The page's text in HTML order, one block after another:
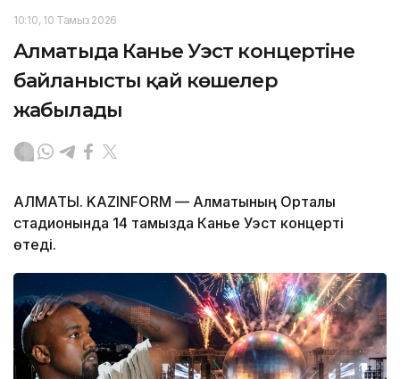
10:10, 10 Тамыз 2026
Алматыда Канье Уэст концертіне
байланысты қай көшелер
жабылады
АЛМАТЫ. KAZINFORM — Алматының Орталық
стадионында 14 тамызда Канье Уэст концерті
өтеді.